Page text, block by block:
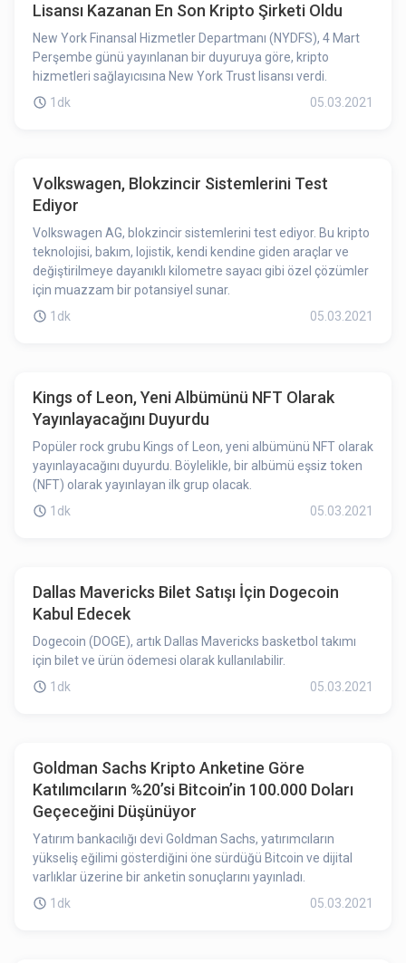
Lisansı Kazanan En Son Kripto Şirketi Oldu
New York Finansal Hizmetler Departmanı (NYDFS), 4 Mart
Perşembe günü yayınlanan bir duyuruya göre, kripto
hizmetleri sağlayıcısına New York Trust lisansı verdi.
1dk
05.03.2021
Volkswagen, Blokzincir Sistemlerini Test
Ediyor
Volkswagen AG, blokzincir sistemlerini test ediyor. Bu kripto
teknolojisi, bakım, lojistik, kendi kendine giden araçlar ve
değiştirilmeye dayanıklı kilometre sayacı gibi özel çözümler
için muazzam bir potansiyel sunar.
1dk
05.03.2021
Kings of Leon, Yeni Albümünü NFT Olarak
Yayınlayacağını Duyurdu
Popüler rock grubu Kings of Leon, yeni albümünü NFT olarak
yayınlayacağını duyurdu. Böylelikle, bir albümü eşsiz token
(NFT) olarak yayınlayan ilk grup olacak.
1dk
05.03.2021
Dallas Mavericks Bilet Satışı İçin Dogecoin
Kabul Edecek
Dogecoin (DOGE), artık Dallas Mavericks basketbol takımı
için bilet ve ürün ödemesi olarak kullanılabilir.
1dk
05.03.2021
Goldman Sachs Kripto Anketine Göre
Katılımcıların %20’si Bitcoin’in 100.000 Doları
Geçeceğini Düşünüyor
Yatırım bankacılığı devi Goldman Sachs, yatırımcıların
yükseliş eğilimi gösterdiğini öne sürdüğü Bitcoin ve dijital
varlıklar üzerine bir anketin sonuçlarını yayınladı.
1dk
05.03.2021